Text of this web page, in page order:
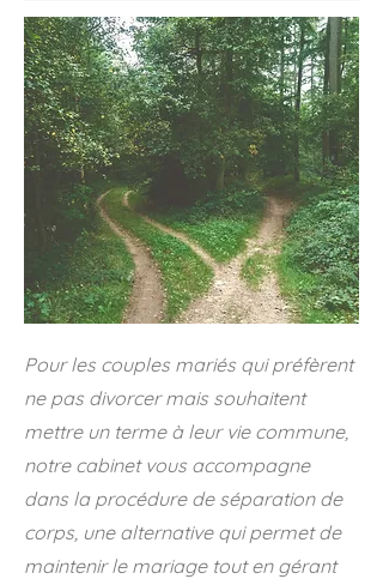
Pour les couples mariés qui préfèrent
ne pas divorcer mais souhaitent
mettre un terme à leur vie commune,
notre cabinet vous accompagne
dans la procédure de séparation de
corps, une alternative qui permet de
maintenir le mariage tout en gérant